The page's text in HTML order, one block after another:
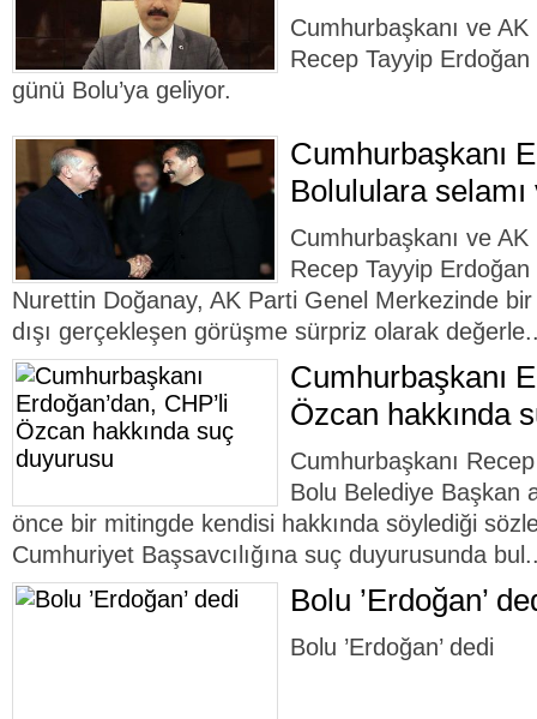
Cumhurbaşkanı ve
Recep Tayyip
günü Bolu’ya geliyor.
Cumhurbaşkanı
Bolululara selamı
Cumhurbaşkanı ve
Recep Tayyip
Nurettin Doğanay, AK Parti Genel Merkezinde
dışı gerçekleşen görüşme sürpriz olarak
Cumhurbaşkanı
Özcan hakkında
Cumhurbaşkanı
Bolu Belediye Başkan
önce bir mitingde kendisi hakkında söylediği
Cumhuriyet Başsavcılığına suç duyurusunda
Bolu ’Erdoğan’
Bolu ’Erdoğan’ dedi